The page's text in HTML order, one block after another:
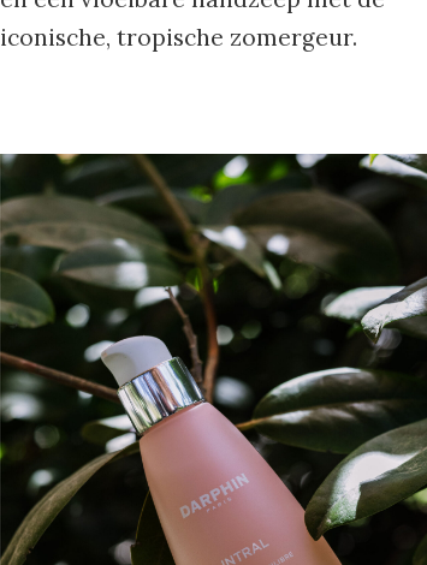
iconische, tropische zomergeur.